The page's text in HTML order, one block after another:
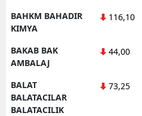
BAHKM BAHADIR
KIMYA
116,10
BAKAB BAK
AMBALAJ
44,00
BALAT
BALATACILAR
BALATACILIK
73,25